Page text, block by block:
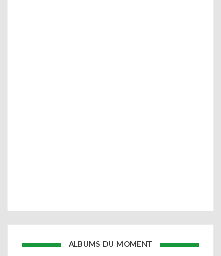
ALBUMS DU MOMENT